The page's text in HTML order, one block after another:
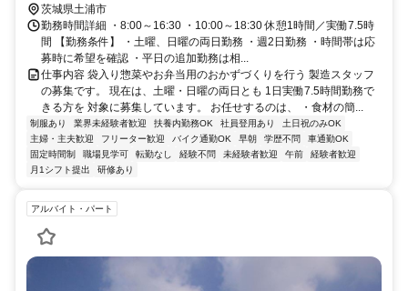
茨城県土浦市
勤務時間詳細 ・8:00～16:30 ・10:00～18:30 休憩1時間／実働7.5時
間 【勤務条件】 ・土曜、日曜の両日勤務 ・週2日勤務 ・時間帯は応
募時に希望を確認 ・平日の追加勤務は相...
仕事内容 袋入り惣菜やお弁当用のおかずづくりを行う 製造スタッフ
の募集です。 現在は、土曜・日曜の両日とも 1日実働7.5時間勤務で
きる方を 対象に募集しています。 お任せするのは、 ・食材の簡...
制服あり 業界未経験者歓迎 扶養内勤務OK 社員登用あり
土日祝のみOK
主婦・主夫歓迎
フリーター歓迎 バイク通勤OK 早朝 学歴不問
車通勤OK
固定時間制
職場見学可 転勤なし 経験不問 未経験者歓迎 午前
経験者歓迎
月1シフト提出
研修あり
アルバイト・パート